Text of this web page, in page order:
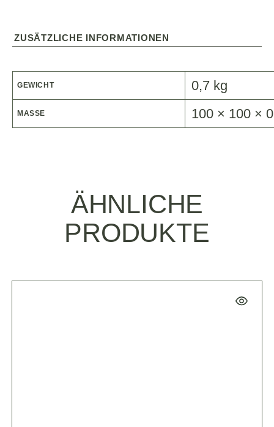
ZUSÄTZLICHE INFORMATIONEN
GEWICHT 0,7 kg
MASSE 100 × 100 ×
ÄHNLICHE
PRODUKTE